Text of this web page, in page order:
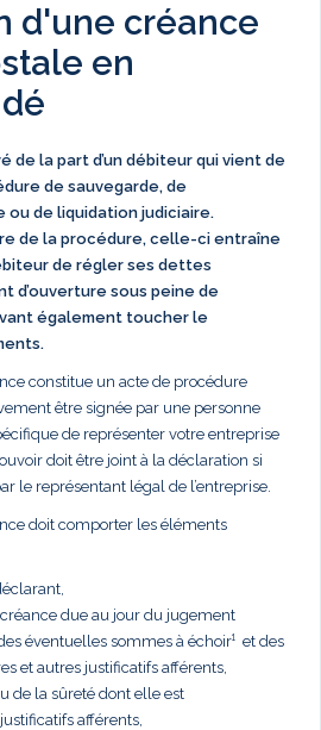
d'une créance
en
de la part d’un débiteur qui vient de
de sauvegarde, de
ou de liquidation judiciaire.
de la procédure, celle-ci entraîne
de régler ses dettes
d’ouverture sous peine de
également toucher le
constitue un acte de procédure
être signée par une personne
de représenter votre entreprise
doit être joint à la déclaration si
le représentant légal de l’entreprise.
doit comporter les éléments
due au jour du jugement
éventuelles sommes à échoir¹ et des
et autres justificatifs afférents,
de la sûreté dont elle est
afférents,